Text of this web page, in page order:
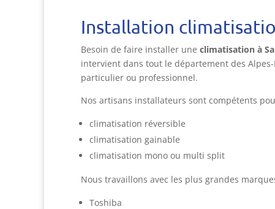
Installation
Besoin de faire installer une climatisation à
intervient dans tout le département des
particulier ou professionnel.
Nos artisans installateurs sont compétents
climatisation réversible
climatisation gainable
climatisation mono ou multi split
Nous travaillons avec les plus grandes
Toshiba